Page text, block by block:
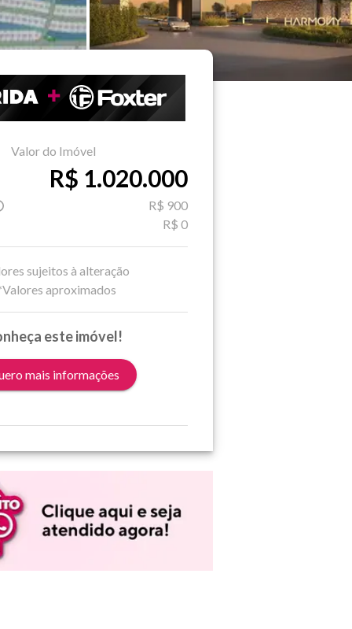
Valor do Imóvel
R$ 1.020.000
R$ 900
R$ 0
sujeitos à alteração
aproximados
este imóvel!
mais informações